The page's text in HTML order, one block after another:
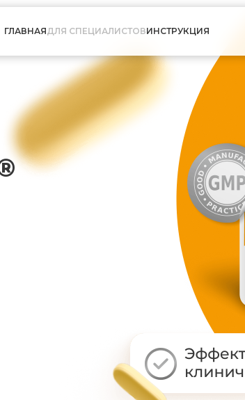
ГЛАВНАЯДЛЯ СПЕЦИАЛИСТОВИНСТРУКЦИЯ